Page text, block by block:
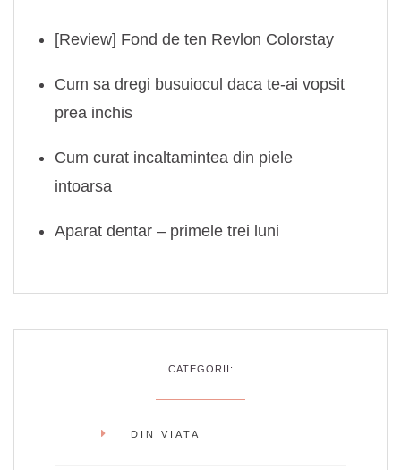
[Review] Fond de ten Revlon Colorstay
Cum sa dregi busuiocul daca te-ai vopsit
prea inchis
Cum curat incaltamintea din piele
intoarsa
Aparat dentar – primele trei luni
CATEGORII:
DIN VIATA